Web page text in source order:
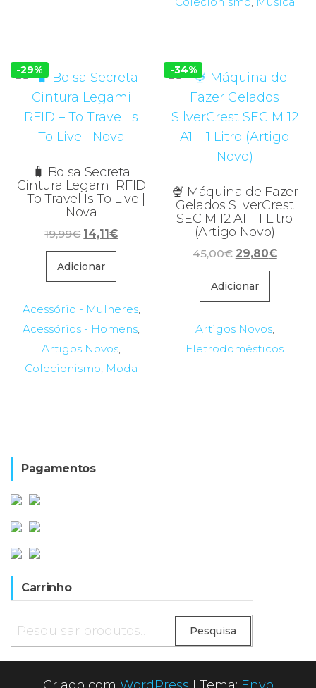
-29%
🧳 Bolsa Secreta
Cintura Legami RFID
– To Travel Is To Live |
Nova
19,99€ O
preço
original
era:
14,11€O
Adicionar
Acessório - Mulheres,
Acessórios - Homens,
Artigos Novos,
Colecionismo, Moda
-34%
🍨 Máquina de Fazer
Gelados SilverCrest
SEC M 12 A1 – 1 Litro
(Artigo Novo)
45,00€ O
preço
original
era:
29,80€O
Adicionar
Artigos Novos,
Eletrodomésticos
Pagamentos
Carrinho
Pesquisar
por:
Pesquisa